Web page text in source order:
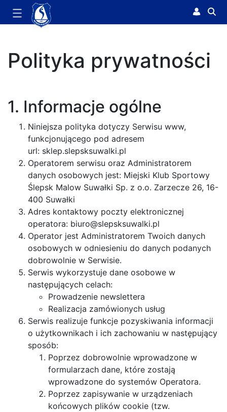
Polityka Prywatności - Sklep
Polityka prywatności
1. Informacje ogólne
Niniejsza polityka dotyczy Serwisu www,
funkcjonującego pod adresem
url: sklep.slepsksuwalki.pl
Operatorem serwisu oraz Administratorem
danych osobowych jest: Miejski Klub Sportowy
Ślepsk Malow Suwałki Sp. z o.o. Zarzecze 26, 16-
400 Suwałki
Adres kontaktowy poczty elektronicznej
operatora: biuro@slepsksuwalki.pl
Operator jest Administratorem Twoich danych
osobowych w odniesieniu do danych podanych
dobrowolnie w Serwisie.
Serwis wykorzystuje dane osobowe w
następujących celach:
Prowadzenie newslettera
Realizacja zamówionych usług
Serwis realizuje funkcje pozyskiwania informacji
o użytkownikach i ich zachowaniu w następujący
sposób:
Poprzez dobrowolnie wprowadzone w
formularzach dane, które zostają
wprowadzone do systemów Operatora.
Poprzez zapisywanie w urządzeniach
końcowych plików cookie (tzw.